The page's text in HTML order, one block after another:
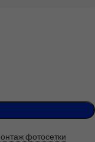
фотосетки